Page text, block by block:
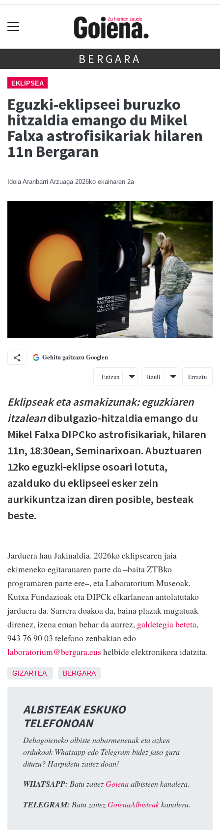
BERGARA
EKLIPSEA
Eguzki-eklipseei buruzko
hitzaldia emango du Mikel
Falxa astrofisikariak hilaren
11n Bergaran
Idoia Aranbarri Arzuaga 2026ko ekainaren 2a
Gehitu gaitzazu Googlen
Entzun Itzuli Erraztu
Eklipseak eta asmakizunak: eguzkiaren
itzaleandibulgazio-hitzaldia emango du
Mikel Falxa DIPCko astrofisikariak, hilaren
11n, 18:30ean, Seminarixoan. Abuztuaren
12ko eguzki-eklipse osoari lotuta,
azalduko du eklipseei esker zein
aurkikuntza izan diren posible, besteak
beste.
Jarduera hau Jakinaldia. 2026ko eklipsearen jaia
ekimeneko egitarauaren parte da –baita ZTBko
programaren parte ere–, eta Laboratorium Museoak,
Kutxa Fundazioak eta DIPCk elkarlanean antolatutako
jarduera da. Sarrera doakoa da, baina plazak mugatuak
direnez, izena eman behar da aurrez, galdetegia beteta,
943 76 90 03 telefono zenbakian edo
laboratorium@bergara.eus helbide elektronikora idatzita.
GIZARTEA BERGARA
ALBISTEAK ESKUKO
TELEFONOAN
Debagoieneko albiste nabarmenenak eta azken
ordukoak Whatsapp edo Telegram bidez jaso gura
dituzu? Harpidetu zaitez doan!
WHATSAPP: Batu zaitezGoienaalbisteen kanalera.
TELEGRAM: Batu zaitezGoienaAlbisteakkanalera.